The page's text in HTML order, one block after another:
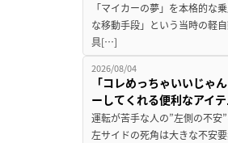
「マイカーの夢」を本格的な
な移動手段」という当時の軽
具[…]
2026/08/04
「コレめっちゃいいじゃ
ーしてくれる便利なアイ
運転が苦手な人の”左側の不安
左サイドの死角は大きな不安